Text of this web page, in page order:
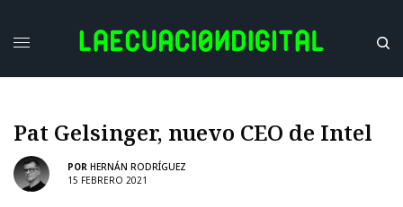
Pat Gelsinger, nuevo CEO de Intel
POR HERNÁN RODRÍGUEZ
15 FEBRERO 2021